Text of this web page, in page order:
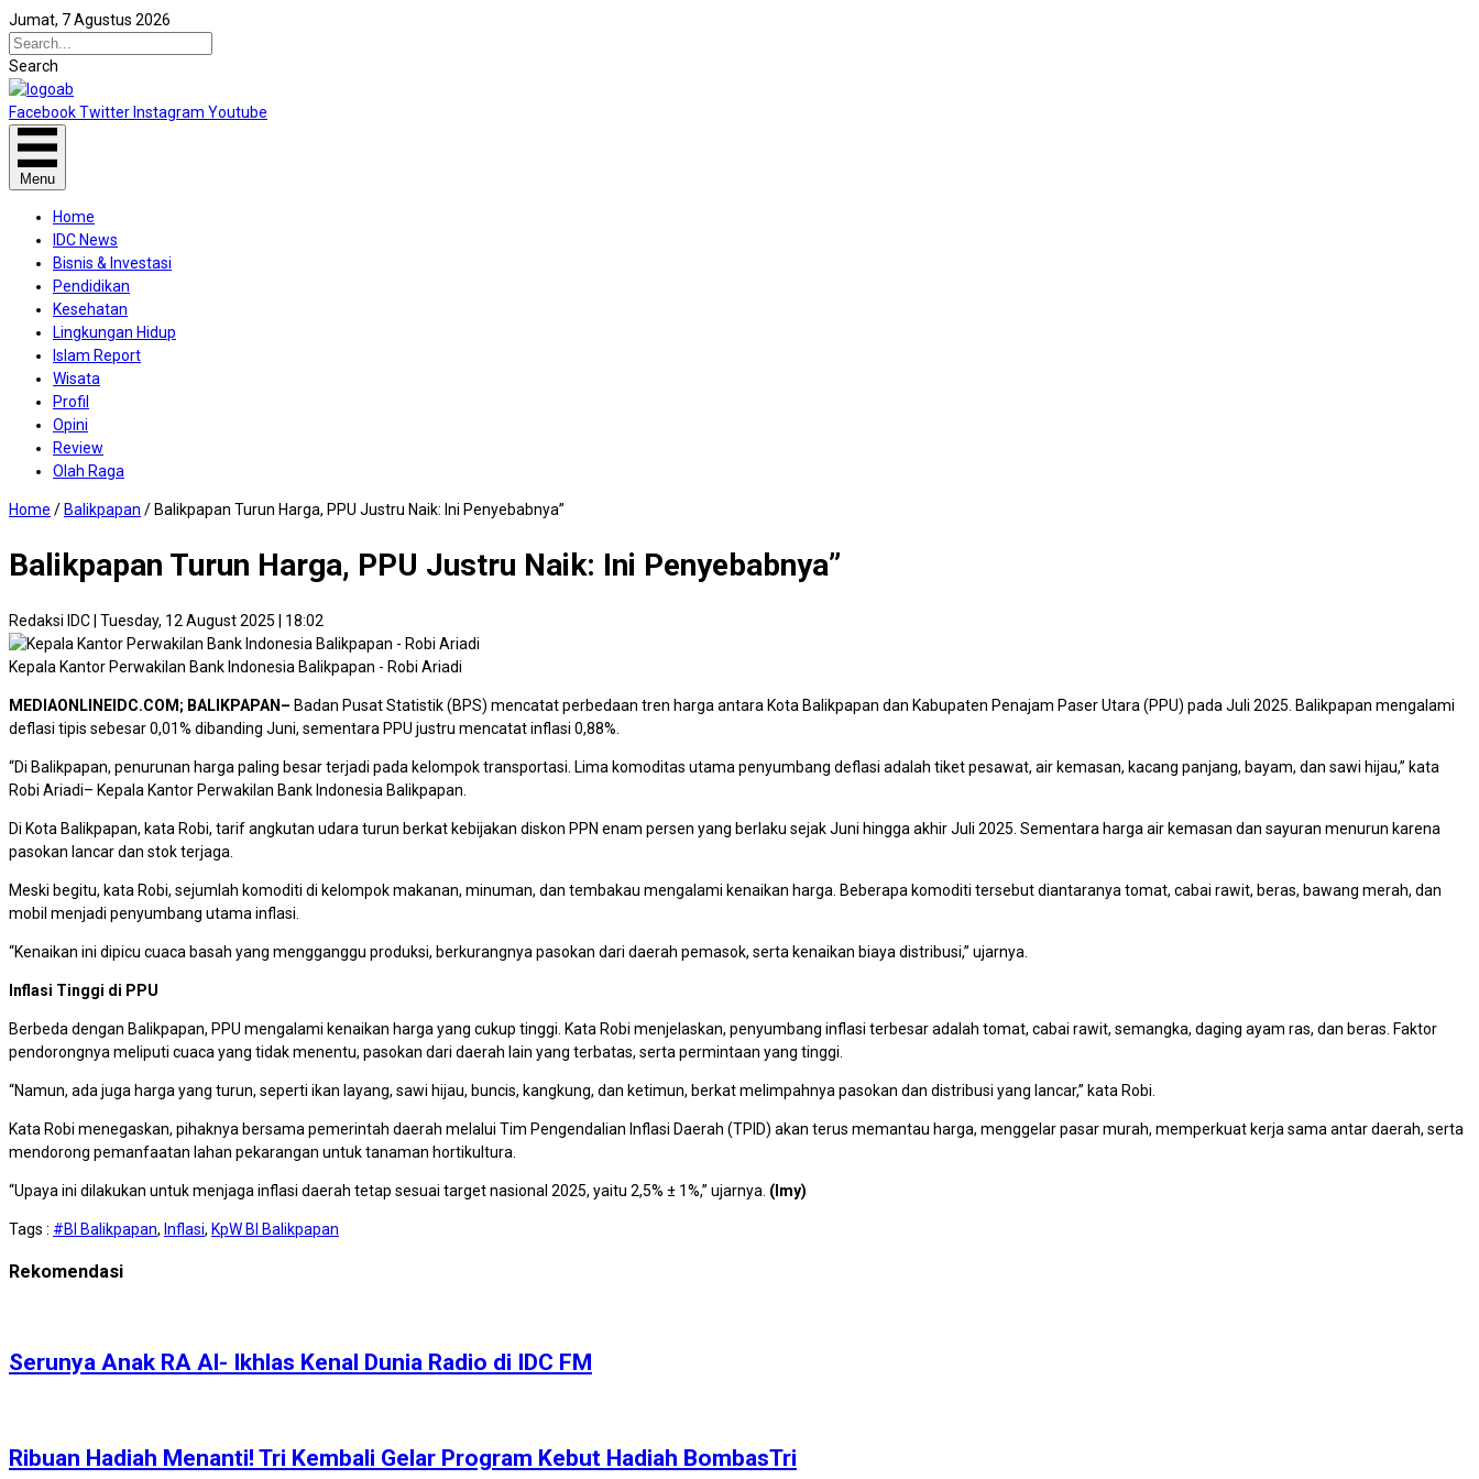
Jumat, 7 Agustus 2026
Search
FacebookTwitter Instagram Youtube
Menu
Home
IDC News
Bisnis & Investasi
Pendidikan
Kesehatan
Lingkungan Hidup
Islam Report
Wisata
Profil
Opini
Review
Olah Raga
Home / Balikpapan / Balikpapan Turun Harga, PPU Justru Naik: Ini Penyebabnya”
Balikpapan Turun Harga, PPU Justru Naik: Ini Penyebabnya”
Redaksi IDC| Tuesday, 12 August 2025 | 18:02
Kepala Kantor Perwakilan Bank Indonesia Balikpapan - Robi Ariadi
MEDIAONLINEIDC.COM; BALIKPAPAN– Badan Pusat Statistik (BPS) mencatat perbedaan tren harga antara Kota Balikpapan dan Kabupaten Penajam Paser Utara (PPU) pada Juli 2025. Balikpapan mengalami
deflasi tipis sebesar 0,01% dibanding Juni, sementara PPU justru mencatat inflasi 0,88%.
“Di Balikpapan, penurunan harga paling besar terjadi pada kelompok transportasi. Lima komoditas utama penyumbang deflasi adalah tiket pesawat, air kemasan, kacang panjang, bayam, dan sawi hijau,” kata
Robi Ariadi– Kepala Kantor Perwakilan Bank Indonesia Balikpapan.
Di Kota Balikpapan, kata Robi, tarif angkutan udara turun berkat kebijakan diskon PPN enam persen yang berlaku sejak Juni hingga akhir Juli 2025. Sementara harga air kemasan dan sayuran menurun karena
pasokan lancar dan stok terjaga.
Meski begitu, kata Robi, sejumlah komoditi di kelompok makanan, minuman, dan tembakau mengalami kenaikan harga. Beberapa komoditi tersebut diantaranya tomat, cabai rawit, beras, bawang merah, dan
mobil menjadi penyumbang utama inflasi.
“Kenaikan ini dipicu cuaca basah yang mengganggu produksi, berkurangnya pasokan dari daerah pemasok, serta kenaikan biaya distribusi,” ujarnya.
Inflasi Tinggi di PPU
Berbeda dengan Balikpapan, PPU mengalami kenaikan harga yang cukup tinggi. Kata Robi menjelaskan, penyumbang inflasi terbesar adalah tomat, cabai rawit, semangka, daging ayam ras, dan beras. Faktor
pendorongnya meliputi cuaca yang tidak menentu, pasokan dari daerah lain yang terbatas, serta permintaan yang tinggi.
“Namun, ada juga harga yang turun, seperti ikan layang, sawi hijau, buncis, kangkung, dan ketimun, berkat melimpahnya pasokan dan distribusi yang lancar,” kata Robi.
Kata Robi menegaskan, pihaknya bersama pemerintah daerah melalui Tim Pengendalian Inflasi Daerah (TPID) akan terus memantau harga, menggelar pasar murah, memperkuat kerja sama antar daerah, serta
mendorong pemanfaatan lahan pekarangan untuk tanaman hortikultura.
“Upaya ini dilakukan untuk menjaga inflasi daerah tetap sesuai target nasional 2025, yaitu 2,5% ± 1%,” ujarnya. (Imy)
Tags : #BI Balikpapan, Inflasi, KpW BI Balikpapan
Rekomendasi
Serunya Anak RA Al- Ikhlas Kenal Dunia Radio di IDC FM
Ribuan Hadiah Menanti! Tri Kembali Gelar Program Kebut Hadiah BombasTri